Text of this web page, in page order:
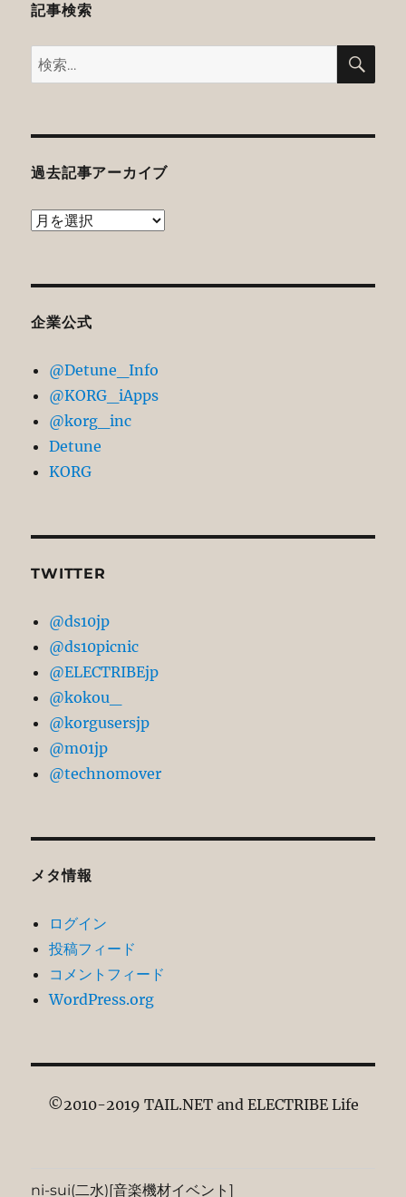
記事検索
検
索:
検
過去記事アーカイブ
過
ア
カ
イ
ブ
企業公式
@Detune_Info
@KORG_iApps
@korg_inc
Detune
KORG
TWITTER
@ds10jp
@ds10picnic
@ELECTRIBEjp
@kokou_
@korgusersjp
@m01jp
@technomover
メタ情報
ログイン
投稿フィード
コメントフィード
WordPress.org
©2010-2019 TAIL.NET and ELECTRIBE Life
ni-sui(二水)[音楽機材イベント]